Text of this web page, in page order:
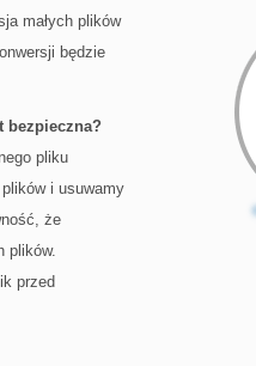
małych plików
będzie
bezpieczna?
pliku
i usuwamy
że
plików.
przed